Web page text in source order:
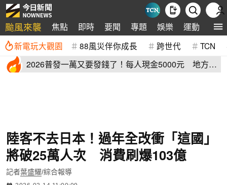
颱風來襲 焦點 即時 要聞 專題 娛樂 運動 全球
新電玩大觀園 88風災伴你成長 跨世代 TCN
2026普發一萬又要發錢了！每人現金5000元 地方加
陸客不去日本！過年全改衝「這國」
將破25萬人次 消費刷爆103億
記者葉盛耀/綜合報導